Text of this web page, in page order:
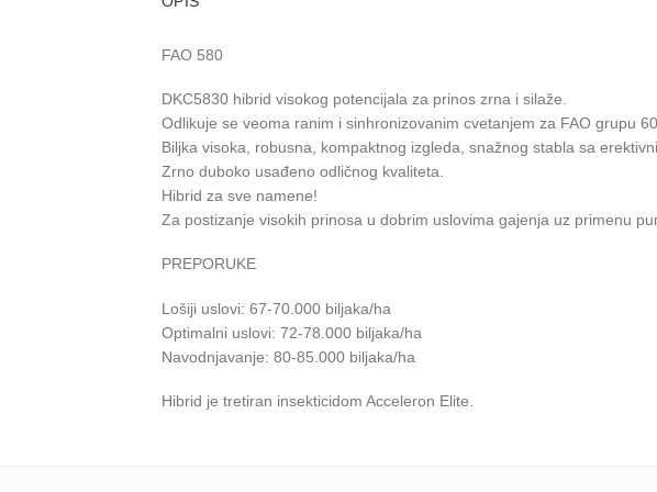
FAO 580
DKC5830 hibrid visokog potencijala za prinos zrna i silaže.
Odlikuje se veoma ranim i sinhronizovanim cvetanjem za FAO grupu
Biljka visoka, robusna, kompaktnog izgleda, snažnog stabla sa
Zrno duboko usađeno odličnog kvaliteta.
Hibrid za sve namene!
Za postizanje visokih prinosa u dobrim uslovima gajenja uz primenu
PREPORUKE
Lošiji uslovi: 67-70.000 biljaka/ha
Optimalni uslovi: 72-78.000 biljaka/ha
Navodnjavanje: 80-85.000 biljaka/ha
Hibrid je tretiran insekticidom Acceleron Elite.